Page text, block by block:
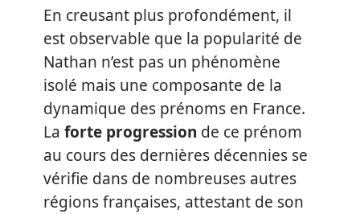
En creusant plus profondément, il
est observable que la popularité de
Nathan n’est pas un phénomène
isolé mais une composante de la
dynamique des prénoms en France.
La forte progression de ce prénom
au cours des dernières décennies se
vérifie dans de nombreuses autres
régions françaises, attestant de son